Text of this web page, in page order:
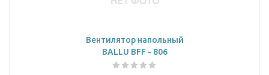
Вентилятор напольный
BALLU BFF - 806